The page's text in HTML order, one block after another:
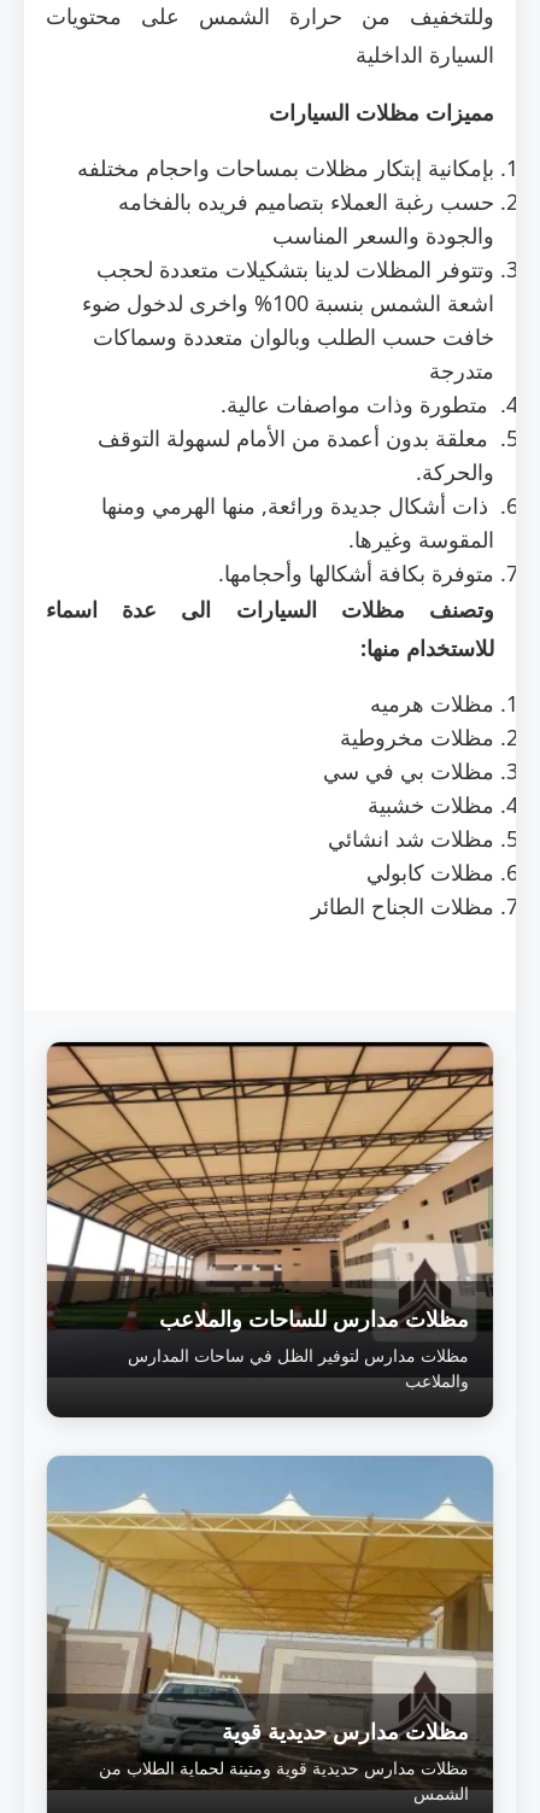
وللتخفيف من حرارة الشمس على محتويات
السيارة الداخلية
مميزات مظلات السيارات
بإمكانية إبتكار مظلات بمساحات واحجام مختلفه
حسب رغبة العملاء بتصاميم فريده بالفخامه
والجودة والسعر المناسب
وتتوفر المظلات لدينا بتشكيلات متعددة لحجب
اشعة الشمس بنسبة 100% واخرى لدخول ضوء
خافت حسب الطلب وبالوان متعددة وسماكات
متدرجة
متطورة وذات مواصفات عالية.
معلقة بدون أعمدة من الأمام لسهولة التوقف
والحركة.
ذات أشكال جديدة ورائعة, منها الهرمي ومنها
المقوسة وغيرها.
متوفرة بكافة أشكالها وأحجامها.
وتصنف مظلات السيارات الى عدة اسماء
للاستخدام منها:
مظلات هرميه
مظلات مخروطية
مظلات بي في سي
مظلات خشبية
مظلات شد انشائي
مظلات كابولي
مظلات الجناح الطائر
مظلات مدارس للساحات والملاعب
مظلات مدارس لتوفير الظل في ساحات المدارس
والملاعب
مظلات مدارس حديدية قوية
مظلات مدارس حديدية قوية ومتينة لحماية الطلاب من
الشمس